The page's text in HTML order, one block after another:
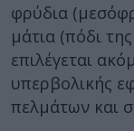
φρύδια
μάτια (πόδι
επιλέγεται
υπερβολικής
πελμάτων και